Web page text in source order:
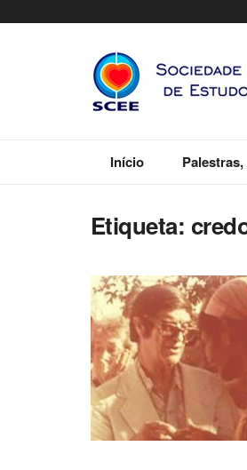
Início
Etiqueta: